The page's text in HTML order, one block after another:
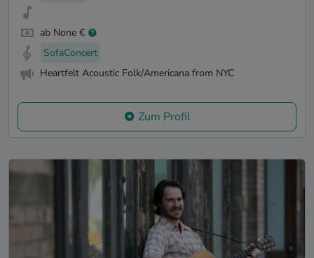
ab None €
SofaConcert
Heartfelt Acoustic Folk/Americana from NYC
Zum Profil